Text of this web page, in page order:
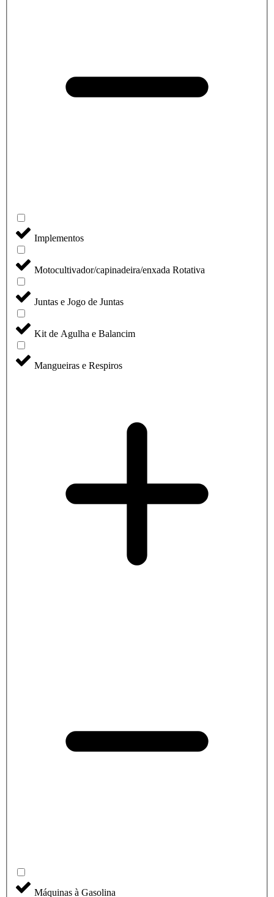
Implementos
Motocultivador/capinadeira/enxada Rotativa
Juntas e Jogo de Juntas
Kit de Agulha e Balancim
Mangueiras e Respiros
Máquinas à Gasolina